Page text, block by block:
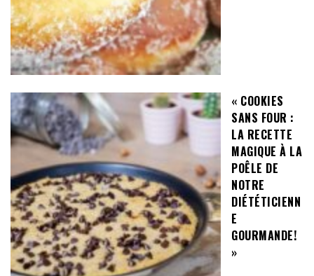
« COOKIES
SANS FOUR :
LA RECETTE
MAGIQUE À LA
POÊLE DE
NOTRE
DIÉTÉTICIENN
E
GOURMANDE!
»